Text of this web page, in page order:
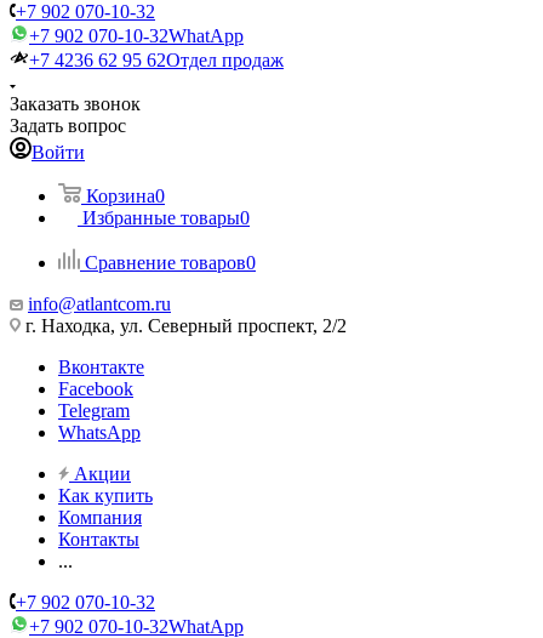
+7 902 070-10-32
+7 902 070-10-32WhatApp
+7 4236 62 95 62Отдел продаж
Заказать звонок
Задать вопрос
Войти
Корзина0
Избранные товары0
Сравнение товаров0
info@atlantcom.ru
г. Находка, ул. Северный проспект, 2/2
Вконтакте
Facebook
Telegram
WhatsApp
Акции
Как купить
Компания
Контакты
...
+7 902 070-10-32
+7 902 070-10-32WhatApp